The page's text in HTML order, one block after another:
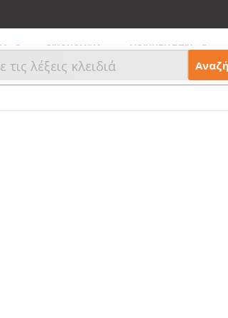
ΟΙΚΟΝΟΜΙΚΑ ΔΙΟΙΚΗΣΗ ΕΠΙΧ.